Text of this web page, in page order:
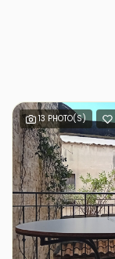
13 PHOTO(S)